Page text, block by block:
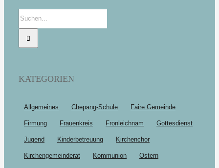
Suche
nach:
KATEGORIEN
Allgemeines Chepang-Schule Faire Gemeinde
Firmung Frauenkreis Fronleichnam Gottesdienst
Jugend Kinderbetreuung Kirchenchor
Kirchengemeinderat Kommunion Ostern